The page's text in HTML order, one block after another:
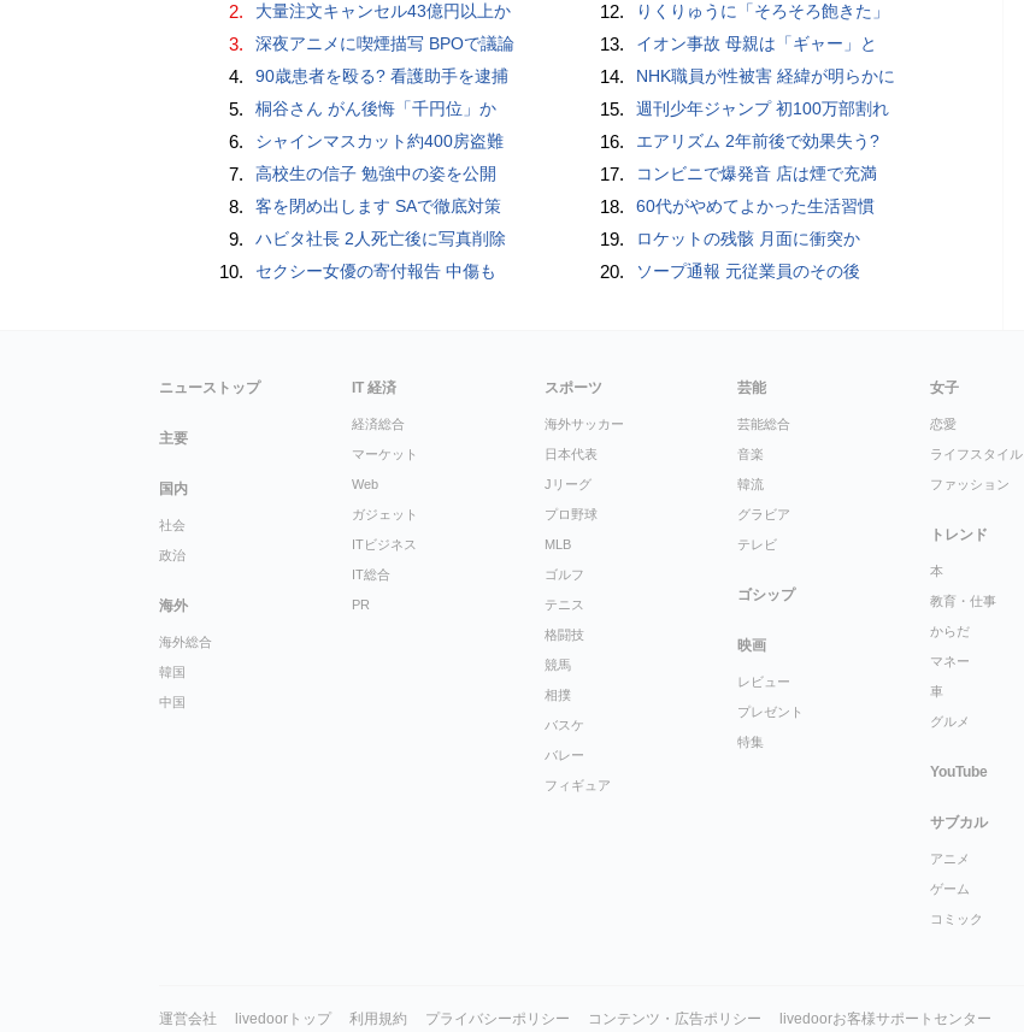
2. 大量注文キャンセル43億円以上か
3. 深夜アニメに喫煙描写 BPOで議論
4. 90歳患者を殴る? 看護助手を逮捕
5. 桐谷さん がん後悔「千円位」か
6. シャインマスカット約400房盗難
7. 高校生の信子 勉強中の姿を公開
8. 客を閉め出します SAで徹底対策
9. ハビタ社長 2人死亡後に写真削除
10. セクシー女優の寄付報告 中傷も
12. りくりゅうに「そろそろ飽きた」
13. イオン事故 母親は「ギャー」と
14. NHK職員が性被害 経緯が明らかに
15. 週刊少年ジャンプ 初100万部割れ
16. エアリズム 2年前後で効果失う?
17. コンビニで爆発音 店は煙で充満
18. 60代がやめてよかった生活習慣
19. ロケットの残骸 月面に衝突か
20. ソープ通報 元従業員のその後
ニューストップ
主要
国内
社会
政治
海外
海外総合
韓国
中国
IT 経済
経済総合
マーケット
Web
ガジェット
ITビジネス
IT総合
PR
スポーツ
海外サッカー
日本代表
Jリーグ
プロ野球
MLB
ゴルフ
テニス
格闘技
競馬
相撲
バスケ
バレー
フィギュア
芸能
芸能総合
音楽
韓流
グラビア
テレビ
ゴシップ
映画
レビュー
プレゼント
特集
女子
恋愛
ライフスタイル
ファッション
トレンド
本
教育・仕事
からだ
マネー
車
グルメ
YouTube
サブカル
アニメ
ゲーム
コミック
運営会社 livedoorトップ 利用規約 プライバシーポリシー コンテンツ・広告ポリシー livedoorお客様サポートセンター